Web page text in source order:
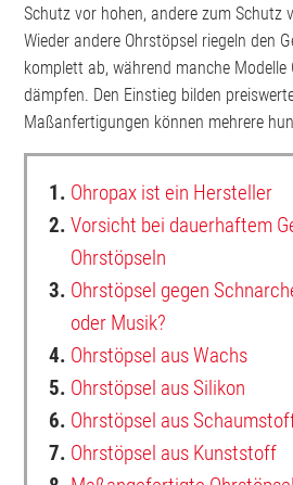
Schutz vor hohen, andere zum Schutz
Wieder andere Ohrstöpsel riegeln den
komplett ab, während manche
dämpfen. Den Einstieg bilden
Maßanfertigungen können mehrere
1. Ohropax ist ein Hersteller
2. Vorsicht bei dauerhaftem
Ohrstöpseln
3. Ohrstöpsel gegen
oder Musik?
4. Ohrstöpsel aus Wachs
5. Ohrstöpsel aus Silikon
6. Ohrstöpsel aus
7. Ohrstöpsel aus Kunststoff